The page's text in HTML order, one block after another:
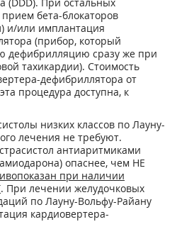
бета-блокаторов
и/или имплантация
(прибор, который
дефибрилляцию сразу же при
тахикардии). Стоимость
дефибриллятора от
процедура доступна, к
низких классов по Лауну-
лечения не требуют.
антиаритмиками
опаснее, чем НЕ
при наличии
. При лечении желудочковых
по Лауну-Вольфу-Райану
кардиовертера-